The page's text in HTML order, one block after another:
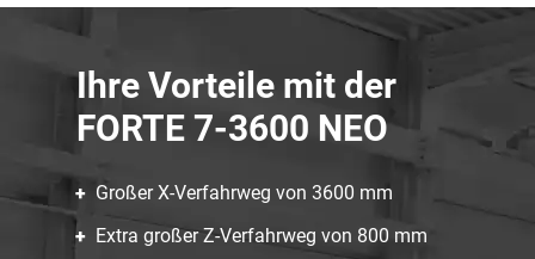
Ihre Vorteile mit der
FORTE 7-3600 NEO
Großer X-Verfahrweg von 3600 mm
Extra großer Z-Verfahrweg von 800 mm